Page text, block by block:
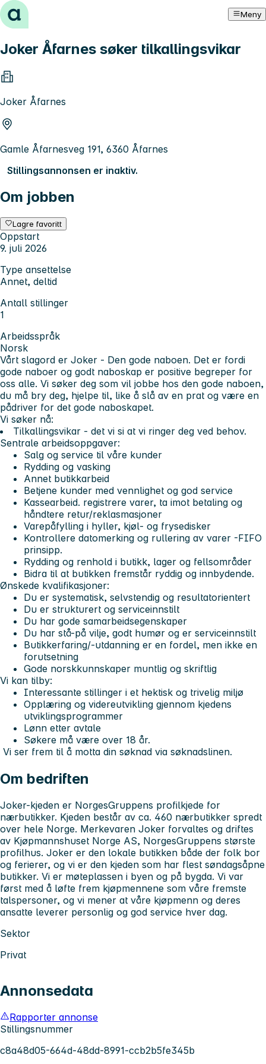
Hopp til innhold Meny
Joker Åfarnes søker tilkallingsvikar
Joker Åfarnes
Gamle Åfarnesveg 191, 6360 Åfarnes
Stillingsannonsen er inaktiv.
Om jobben
Lagre favoritt
Oppstart
9. juli 2026
Type ansettelse
Annet, deltid
Antall stillinger
1
Arbeidsspråk
Norsk
Vårt slagord er Joker - Den gode naboen. Det er fordi
gode naboer og godt naboskap er positive begreper for
oss alle. Vi søker deg som vil jobbe hos den gode naboen,
du må bry deg, hjelpe til, like å slå av en prat og være en
pådriver for det gode naboskapet.
Vi søker nå:
Tilkallingsvikar - det vi si at vi ringer deg ved behov.
Sentrale arbeidsoppgaver:
Salg og service til våre kunder
Rydding og vasking
Annet butikkarbeid
Betjene kunder med vennlighet og god service
Kassearbeid. registrere varer, ta imot betaling og
håndtere retur/reklasmasjoner
Varepåfylling i hyller, kjøl- og frysedisker
Kontrollere datomerking og rullering av varer -FIFO
prinsipp.
Rydding og renhold i butikk, lager og fellsområder
Bidra til at butikken fremstår ryddig og innbydende.
Ønskede kvalifikasjoner:
Du er systematisk, selvstendig og resultatorientert
Du er strukturert og serviceinnstilt
Du har gode samarbeidsegenskaper
Du har stå-på vilje, godt humør og er serviceinnstilt
Butikkerfaring/-utdanning er en fordel, men ikke en
forutsetning
Gode norskkunnskaper muntlig og skriftlig
Vi kan tilby:
Interessante stillinger i et hektisk og trivelig miljø
Opplæring og videreutvikling gjennom kjedens
utviklingsprogrammer
Lønn etter avtale
Søkere må være over 18 år.
Vi ser frem til å motta din søknad via søknadslinen.
Om bedriften
Joker-kjeden er NorgesGruppens profilkjede for
nærbutikker. Kjeden består av ca. 460 nærbutikker spredt
over hele Norge. Merkevaren Joker forvaltes og driftes
av Kjøpmannshuset Norge AS, NorgesGruppens største
profilhus. Joker er den lokale butikken både der folk bor
og ferierer, og vi er den kjeden som har flest søndagsåpne
butikker. Vi er møteplassen i byen og på bygda. Vi var
først med å løfte frem kjøpmennene som våre fremste
talspersoner, og vi mener at våre kjøpmenn og deres
ansatte leverer personlig og god service hver dag.
Sektor
Privat
Annonsedata
Rapporter annonse
Stillingsnummer
c8a48d05-664d-48dd-8991-ccb2b5fe345b